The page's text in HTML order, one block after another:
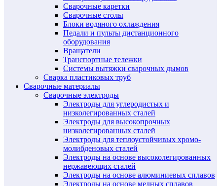
Сварочные каретки
Сварочные столы
Блоки водяного охлаждения
Педали и пульты дистанционного
оборудования
Вращатели
Транспортные тележки
Системы вытяжки сварочных дымов
Сварка пластиковых труб
Сварочные материалы
Сварочные электроды
Электроды для углеродистых и
низколегированных сталей
Электроды для высокопрочных
низколегированных сталей
Электроды для теплоустойчивых хромо-
молибденовых сталей
Электроды на основе высоколегированных
нержавеющих сталей
Электроды на основе алюминиевых сплавов
Электроды на основе медных сплавов